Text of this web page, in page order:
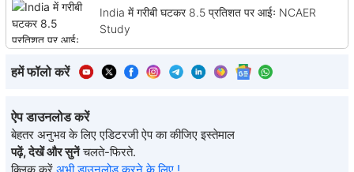
India में गरीबी घटकर 8.5 प्रतिशत पर आईः NCAER
Study
हमें फॉलो करें
ऐप डाउनलोड करें
बेहतर अनुभव के लिए एडिटरजी ऐप का कीजिए इस्तेमाल
पढ़ें, देखें और सुनें चलते-फिरते.